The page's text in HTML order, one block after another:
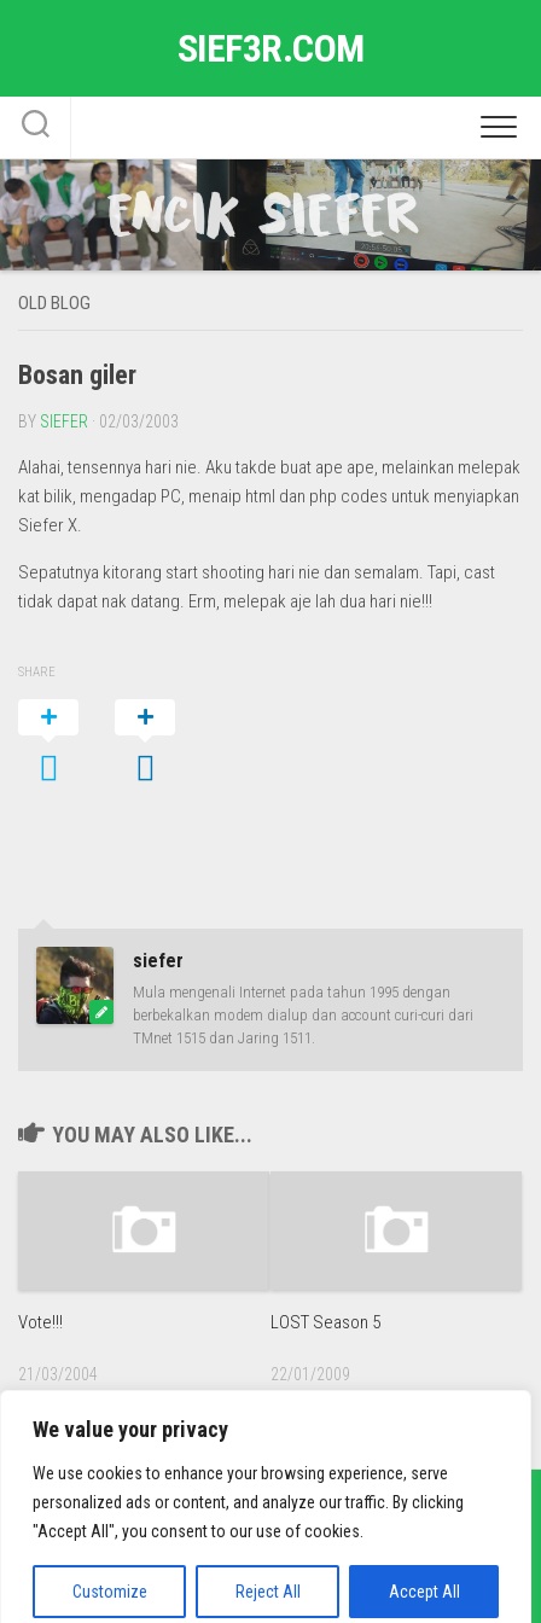
We value your privacy
We use cookies to enhance your browsing experience, serve
personalized ads or content, and analyze our traffic. By clicking
"Accept All", you consent to our use of cookies.
Customize Reject All Accept All
SIEF3R.COM
OLD BLOG
Bosan giler
BY SIEFER · 02/03/2003
Alahai, tensennya hari nie. Aku takde buat ape ape, melainkan melepak
kat bilik, mengadap PC, menaip html dan php codes untuk menyiapkan
Siefer X.
Sepatutnya kitorang start shooting hari nie dan semalam. Tapi, cast
tidak dapat nak datang. Erm, melepak aje lah dua hari nie!!!
SHARE
siefer
Mula mengenali Internet pada tahun 1995 dengan
berbekalkan modem dialup dan account curi-curi dari
TMnet 1515 dan Jaring 1511.
YOU MAY ALSO LIKE...
Vote!!!
21/03/2004
LOST Season 5
22/01/2009
sief3r.com
Powered byWordPress. Theme byAlx.